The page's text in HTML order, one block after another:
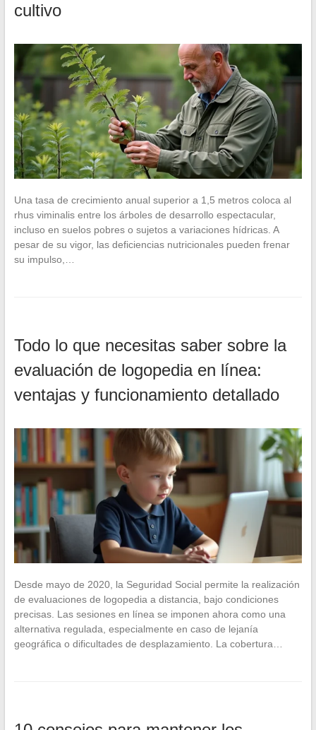
cultivo
Una tasa de crecimiento anual superior a 1,5 metros coloca al
rhus viminalis entre los árboles de desarrollo espectacular,
incluso en suelos pobres o sujetos a variaciones hídricas. A
pesar de su vigor, las deficiencias nutricionales pueden frenar
su impulso,…
Todo lo que necesitas saber sobre la
evaluación de logopedia en línea:
ventajas y funcionamiento detallado
Desde mayo de 2020, la Seguridad Social permite la realización
de evaluaciones de logopedia a distancia, bajo condiciones
precisas. Las sesiones en línea se imponen ahora como una
alternativa regulada, especialmente en caso de lejanía
geográfica o dificultades de desplazamiento. La cobertura…